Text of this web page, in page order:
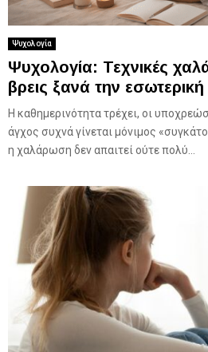
Ψυχολογία
Ψυχολογία: Τεχνικές
βρεις ξανά την
Η καθημερινότητα τρέχει, οι
άγχος συχνά γίνεται μόνιμος
η χαλάρωση δεν απαιτεί ούτε πολύ...